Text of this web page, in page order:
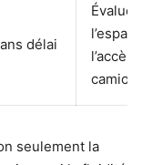
délai
Évaluer
l’accès
camion
seulement la